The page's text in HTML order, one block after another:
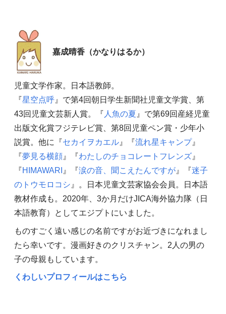
嘉成晴香（かなりはるか）
児童文学作家。日本語教師。
『星空点呼』で第4回朝日学生新聞社児童文学賞、第
43回児童文芸新人賞。『 人魚の夏 』で第69回産経児童
出版文化賞フジテレビ賞、第8回児童ペン賞・少年小
説賞。他に『セカイヲカエル』『流れ星キャンプ』
『夢見る横顔』『わたしのチョコレートフレンズ』
『HIMAWARI 』『涙の音、聞こえたんですが』『迷子
のトウモロコシ 』。日本児童文芸家協会会員。日本語
教材作成も。2020年、3か月だけJICA海外協力隊（日
本語教育）としてエジプトにいました。
ものすごく遠い感じの名前ですがお近づきになれまし
たら幸いです。漫画好きのクリスチャン。2人の男の
子の母親もしています。
くわしいプロフィールはこちら